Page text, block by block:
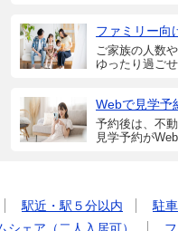
ファミリー向
ご家族の人数
ゆったり過ご
Webで見学予
予約後は、不
見学予約が
駅近・駅５分以内
駐